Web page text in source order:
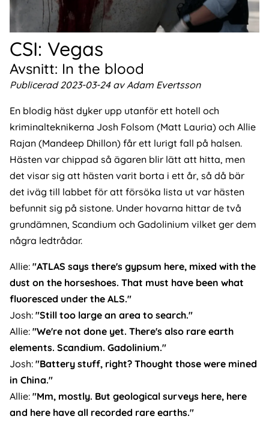
CSI: Vegas
Avsnitt: In the blood
Publicerad 2023-03-24 av Adam Evertsson
En blodig häst dyker upp utanför ett hotell och
kriminalteknikerna Josh Folsom (Matt Lauria) och Allie
Rajan (Mandeep Dhillon) får ett lurigt fall på halsen.
Hästen var chippad så ägaren blir lätt att hitta, men
det visar sig att hästen varit borta i ett år, så då bär
det iväg till labbet för att försöka lista ut var hästen
befunnit sig på sistone. Under hovarna hittar de två
grundämnen, Scandium och Gadolinium vilket ger dem
några ledtrådar.
Allie: "ATLAS says there's gypsum here, mixed with the
dust on the horseshoes. That must have been what
fluoresced under the ALS."
Josh: "Still too large an area to search."
Allie: "We're not done yet. There's also rare earth
elements. Scandium. Gadolinium."
Josh: "Battery stuff, right? Thought those were mined
in China."
Allie: "Mm, mostly. But geological surveys here, here
and here have all recorded rare earths."